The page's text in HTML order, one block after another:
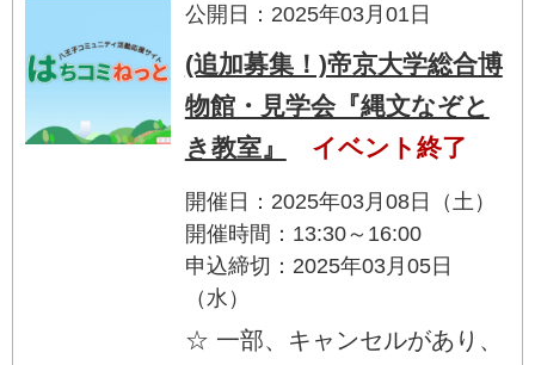
公開日：2025年03月01日
(追加募集！)帝京大学総合博
物館・見学会『縄文なぞと
き教室』
イベント終了
開催日：2025年03月08日（土）
開催時間：13:30～16:00
申込締切：2025年03月05日
（水）
☆ 一部、キャンセルがあり、